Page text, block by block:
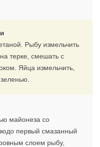
Рыбу измельчить
терке, смешать с
Яйца измельчить,
майонеза со
первый смазанный
слоем рыбу,